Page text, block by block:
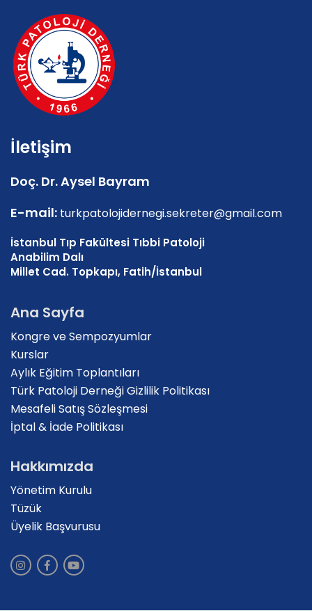
İletişim
Doç. Dr. Aysel Bayram
E-mail: turkpatolojidernegi.sekreter@gmail.com
İstanbul Tıp Fakültesi Tıbbi Patoloji
Anabilim Dalı
Millet Cad. Topkapı, Fatih/İstanbul
Ana Sayfa
Kongre ve Sempozyumlar
Kurslar
Aylık Eğitim Toplantıları
Türk Patoloji Derneği Gizlilik Politikası
Mesafeli Satış Sözleşmesi
İptal & İade Politikası
Hakkımızda
Yönetim Kurulu
Tüzük
Üyelik Başvurusu